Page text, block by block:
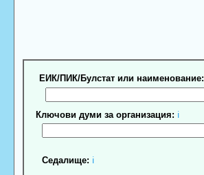
ЕИК/ПИК/Булстат или наименование:
Ключови думи за организация: ℹ
Седалище: ℹ